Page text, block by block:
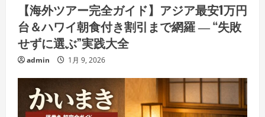
【海外ツアー完全ガイド】アジア最安1万円
台＆ハワイ朝食付き割引まで網羅 ― “失敗
せずに選ぶ”実践大全
admin 1月 9, 2026